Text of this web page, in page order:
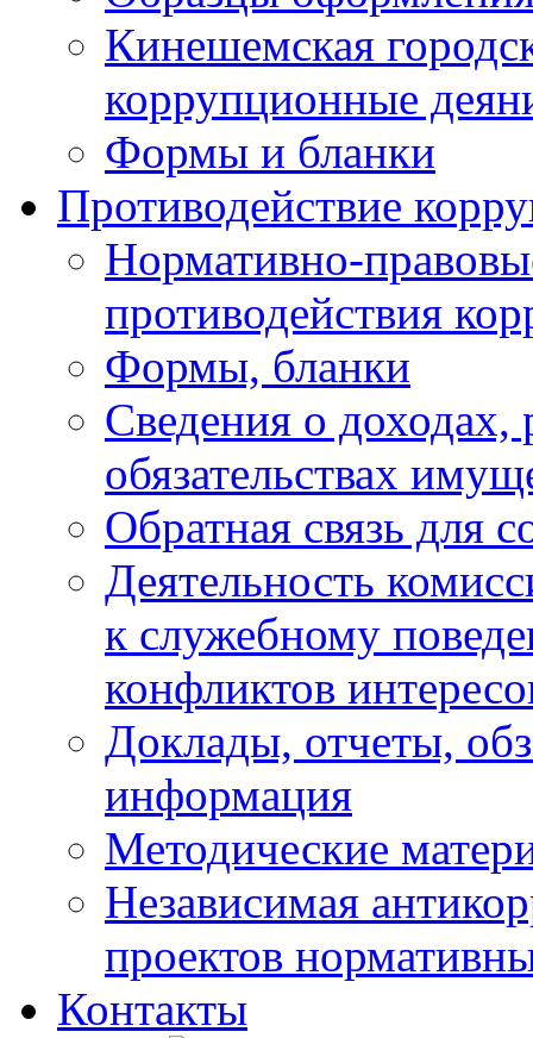
Кинешемская
коррупционные
Формы и бланки
Противодействие
Нормативно-
противодействия
Формы, бланки
Сведения о доходах,
обязательствах
Обратная связь для
Деятельность
к служебному
конфликтов
Доклады, отчеты,
информация
Методические
Независимая
проектов
Контакты